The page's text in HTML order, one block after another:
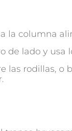
la columna
de lado y usa
las rodillas, o